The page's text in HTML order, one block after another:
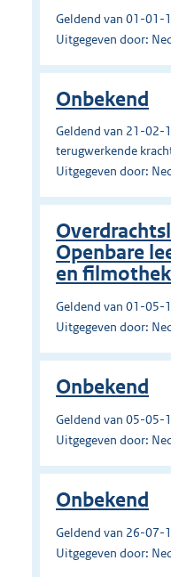
Geldend van 01-01-
Uitgegeven door:
Onbekend
Geldend van 21-02-
terugwerkende
Uitgegeven door:
Openbare
en
Geldend van 01-05-
Uitgegeven door:
Onbekend
Geldend van 05-05-
Uitgegeven door:
Onbekend
Geldend van 26-07-
Uitgegeven door: